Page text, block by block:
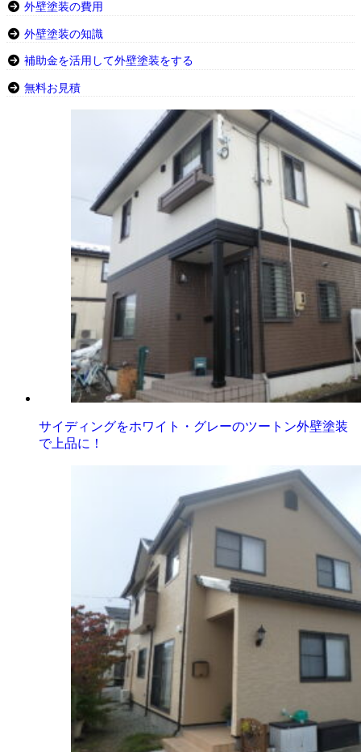
外壁塗装の費用
外壁塗装の知識
補助金を活用して外壁塗装をする
無料お見積
サイディングをホワイト・グレーのツートン外壁塗装
で上品に！